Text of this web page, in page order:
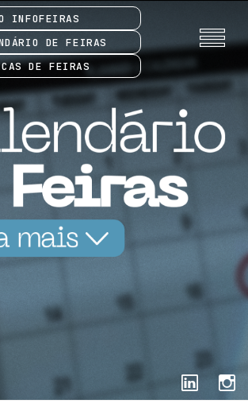
INFOFEIRAS
DE FEIRAS
DE FEIRAS